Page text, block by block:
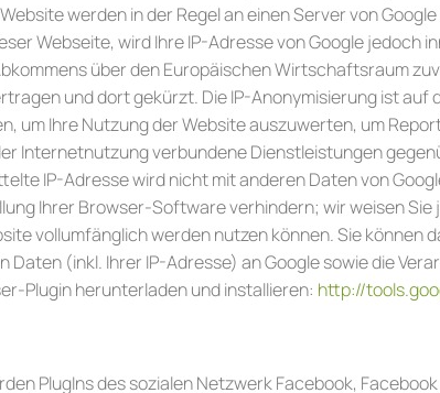
werden in der Regel an einen Server von
Webseite, wird Ihre IP-Adresse von Google
über den Europäischen Wirtschaftsraum
und dort gekürzt. Die IP-Anonymisierung ist
um Ihre Nutzung der Website auszuwerten, um
Internetnutzung verbundene Dienstleistungen
IP-Adresse wird nicht mit anderen Daten von
Ihrer Browser-Software verhindern; wir weisen
vollumfänglich werden nutzen können. Sie
Daten (inkl. Ihrer IP-Adresse) an Google sowie die
Plugin herunterladen und installieren: http://
PlugIns des sozialen Netzwerk Facebook,